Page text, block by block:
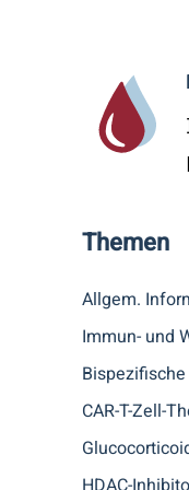
Themen
Allgem.
Immun- und
CAR-T-Zell-